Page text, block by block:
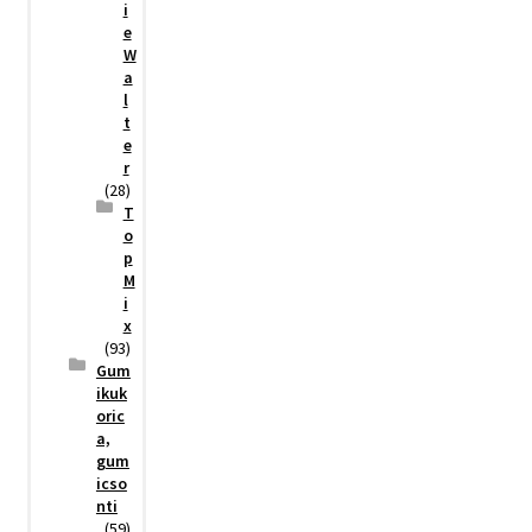
i
e
W
a
l
t
e
r
(28)
T
o
p
M
i
x
(93)
Gum
ikuk
oric
a,
gum
icso
nti